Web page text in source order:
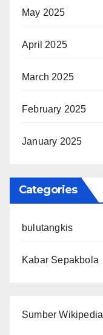
May 2025
April 2025
March 2025
February 2025
January 2025
Categories
bulutangkis
Kabar Sepakbola
Sumber Wikipedia